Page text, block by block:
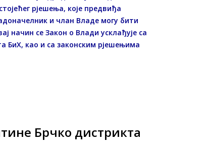
рјешења, које предвиђа
и члан Владе могу бити
начин се Закон о Влади усклађује са
БиХ, као и са законским рјешењима
Брчко дистрикта